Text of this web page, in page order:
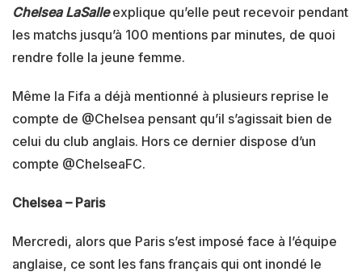
Chelsea LaSalleexplique qu’elle peut recevoir pendant
les matchs jusqu’à 100 mentions par minutes, de quoi
rendre folle la jeune femme.
Même la Fifa a déjà mentionné à plusieurs reprise le
compte de @Chelsea pensant qu’il s’agissait bien de
celui du club anglais. Hors ce dernier dispose d’un
compte @ChelseaFC.
Chelsea – Paris
Mercredi, alors que Paris s’est imposé face à l’équipe
anglaise, ce sont les fans français qui ont inondé le